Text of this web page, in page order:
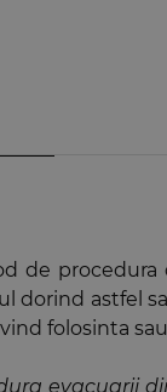
de procedura
dorind astfel
folosinta
evacuarii